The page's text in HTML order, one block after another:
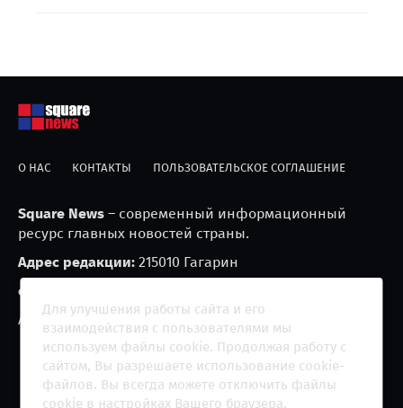
О НАС КОНТАКТЫ ПОЛЬЗОВАТЕЛЬСКОЕ СОГЛАШЕНИЕ
Square News – современный информационный
ресурс главных новостей страны.
Адрес редакции: 215010 Гагарин
e-mail:
Агрегатор новостей «Square news» (18+)
Для улучшения работы сайта и его
взаимодействия с пользователями мы
используем файлы cookie. Продолжая работу с
сайтом, Вы разрешаете использование cookie-
файлов. Вы всегда можете отключить файлы
cookie в настройках Вашего браузера.